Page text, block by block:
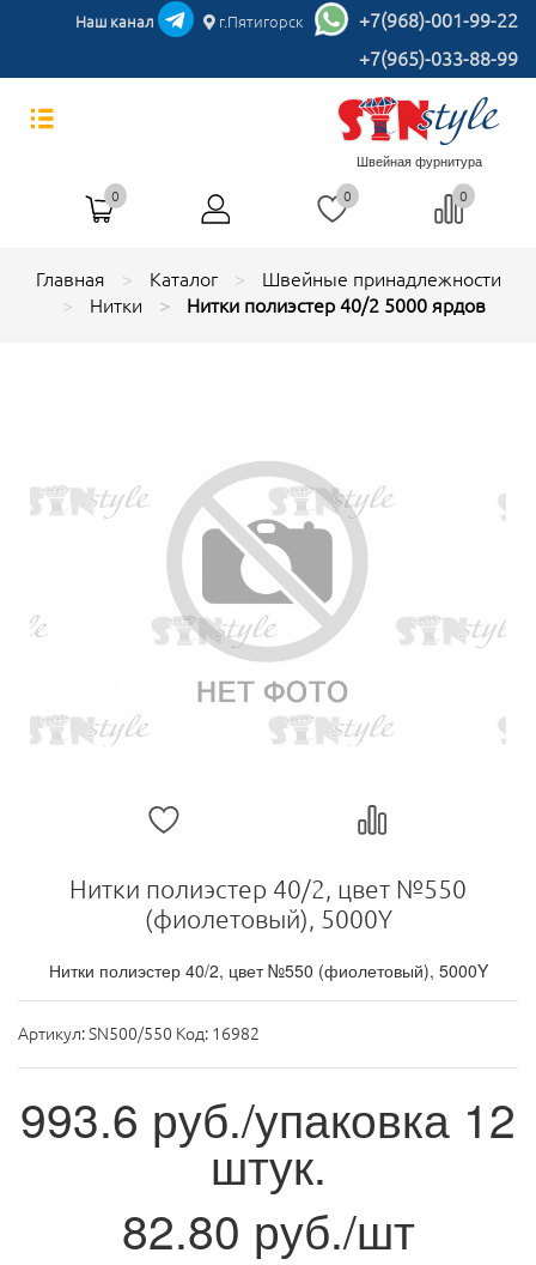
Наш канал г.Пятигорск
+7(968)-001-99-22
+7(965)-033-88-99
Швейная фурнитура
0 0 0
Главная Каталог
Швейные принадлежности
Нитки
Нитки полиэстер 40/2 5000 ярдов
Нитки полиэстер 40/2, цвет №550
(фиолетовый), 5000Y
Нитки полиэстер 40/2, цвет №550 (фиолетовый), 5000Y
Артикул:SN500/550 Код: 16982
993.6 руб./упаковка 12
штук.
82.80 руб./шт